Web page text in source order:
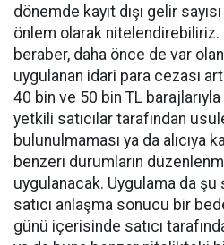
dönemde kayıt dışı gelir
önlem olarak
beraber, daha önce de var
uygulanan idari para cezası
40 bin ve 50 bin TL
yetkili satıcılar tarafından
bulunulmaması ya da alıcıya
benzeri durumların
uygulanacak. Uygulama da şu
satıcı anlaşma sonucu bir
günü içerisinde satıcı